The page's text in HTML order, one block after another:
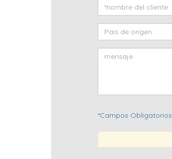
*Campos Obligatorios